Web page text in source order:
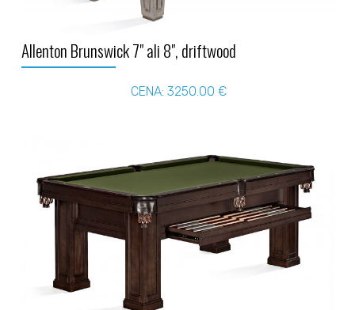
Allenton Brunswick 7" ali 8", driftwood
CENA: 3250.00 €